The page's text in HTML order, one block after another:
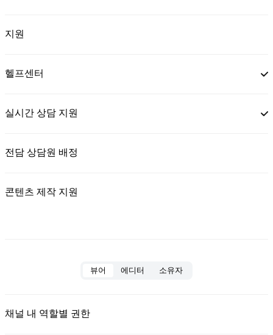
지원
헬프센터
실시간 상담 지원
전담 상담원 배정
콘텐츠 제작 지원
뷰어 에디터 소유자
채널 내 역할별 권한